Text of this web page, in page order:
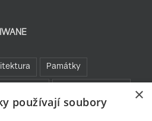
Památky
bariér Bavte se v Jablonci
×
používají soubory